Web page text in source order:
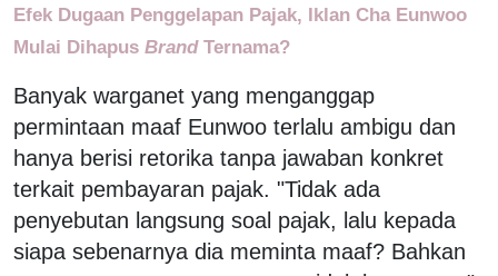
Efek Dugaan Penggelapan Pajak, Iklan Cha Eunwoo
Mulai Dihapus BrandTernama?
Banyak warganet yang menganggap
permintaan maaf Eunwoo terlalu ambigu dan
hanya berisi retorika tanpa jawaban konkret
terkait pembayaran pajak. "Tidak ada
penyebutan langsung soal pajak, lalu kepada
siapa sebenarnya dia meminta maaf? Bahkan